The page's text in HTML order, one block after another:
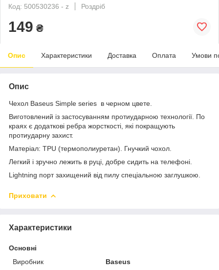
Код: 500530236 - z
Роздріб
149 ₴
Опис Характеристики Доставка Оплата Умови
Опис
Чехол Baseus Simple series в черном цвете.
Виготовлений із застосуванням протиударною технології. По
краях є додаткові ребра жорсткості, які покращують
протиударну захист.
Матеріал: TPU (термополиуретан). Гнучкий чохол.
Легкий і зручно лежить в руці, добре сидить на телефоні.
Lightning порт захищений від пилу спеціальною заглушкою.
Приховати
Характеристики
Основні
Виробник
Baseus